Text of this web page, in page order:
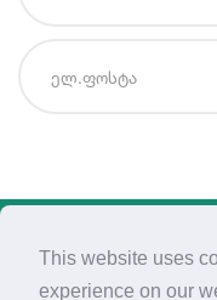
This website uses
experience on our